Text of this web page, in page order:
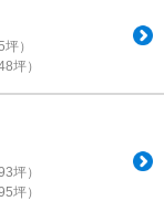
）
坪）
坪）
坪）